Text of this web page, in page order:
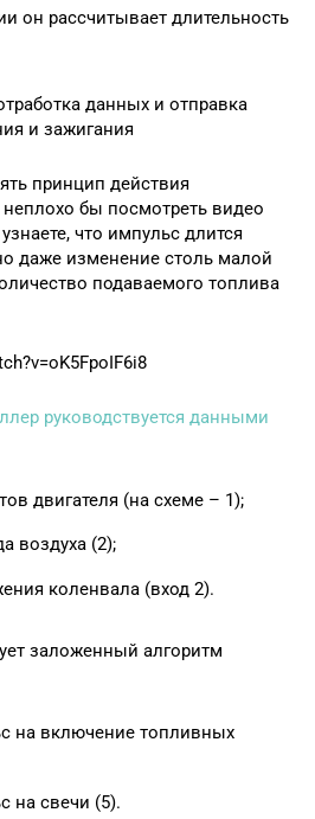
он рассчитывает длительность
данных и отправка
и зажигания
принцип действия
бы посмотреть видео
что импульс длится
даже изменение столь малой
подаваемого топлива
руководствуется данными
двигателя (на схеме – 1);
воздуха (2);
коленвала (вход 2).
заложенный алгоритм
на включение топливных
на свечи (5).